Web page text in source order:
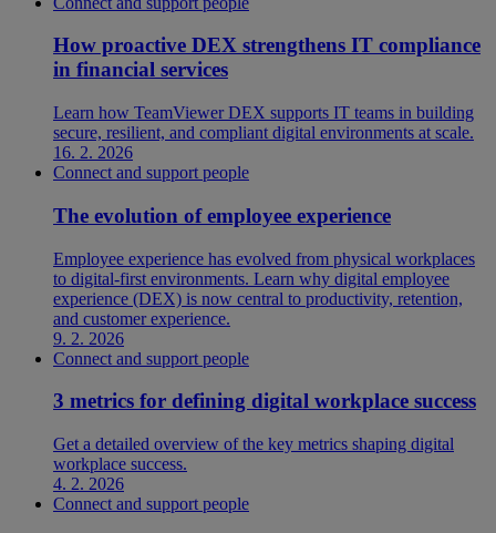
How proactive DEX strengthens IT compliance
in financial services
Learn how TeamViewer DEX supports IT teams in building
secure, resilient, and compliant digital environments at scale.
16. 2. 2026
Connect and support people
The evolution of employee experience
Employee experience has evolved from physical workplaces
to digital-first environments. Learn why digital employee
experience (DEX) is now central to productivity, retention,
and customer experience.
9. 2. 2026
Connect and support people
3 metrics for defining digital workplace success
Get a detailed overview of the key metrics shaping digital
workplace success.
4. 2. 2026
Connect and support people